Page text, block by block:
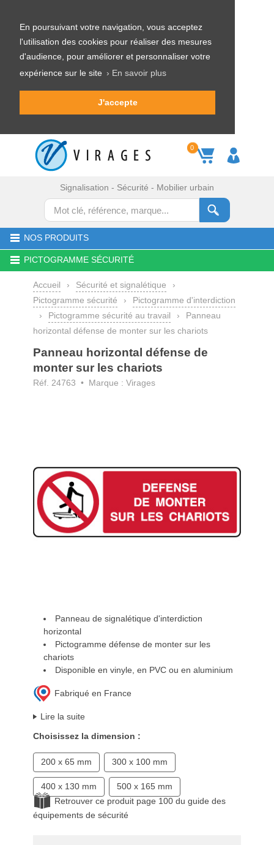
En poursuivant votre navigation, vous acceptez
l'utilisation des cookies pour réaliser des mesures
d'audience, pour améliorer et personnaliser votre
expérience sur le site › En savoir plus
J'accepte
0
Signalisation - Sécurité - Mobilier urbain
NOS PRODUITS
PICTOGRAMME SÉCURITÉ
Accueil › Sécurité et signalétique
›
Pictogramme sécurité
›
Pictogramme d'interdiction
›
Pictogramme sécurité au travail ›
Panneau
horizontal défense de monter sur les chariots
Panneau horizontal défense de
monter sur les chariots
Réf. 24763 • Marque : Virages
Panneau de signalétique d'interdiction
horizontal
Pictogramme défense de monter sur les
chariots
Disponible en vinyle, en PVC ou en aluminium
Fabriqué en France
Lire la suite
Choisissez la dimension :
200 x 65 mm 300 x 100 mm
400 x 130 mm
500 x 165 mm
Retrouver ce produit page 100 du guide des
équipements de sécurité